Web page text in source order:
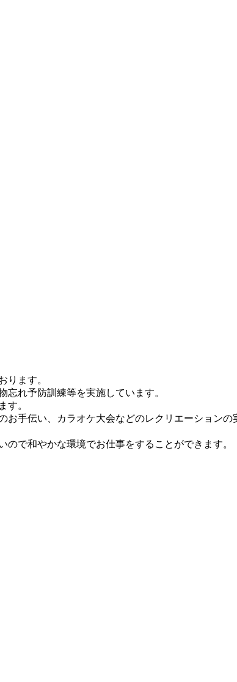
ります。
れ予防訓練等を実施しています。
す。
手伝い、カラオケ大会などのレクリエーション
で和やかな環境でお仕事をすることができます。